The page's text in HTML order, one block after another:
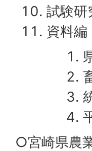
試験研
資料編
○宮崎県農